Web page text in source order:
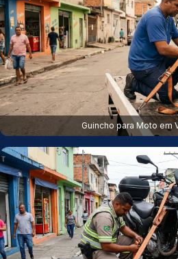
Guincho para Moto em